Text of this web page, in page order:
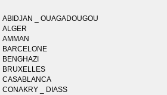
ABIDJAN _ OUAGADOUGOU
ALGER
AMMAN
BARCELONE
BENGHAZI
BRUXELLES
CASABLANCA
CONAKRY _ DIASS